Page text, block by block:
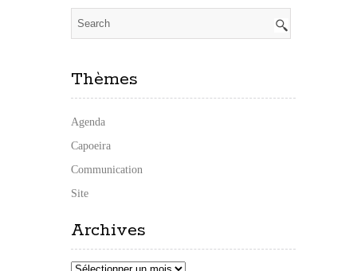
Thèmes
Agenda
Capoeira
Communication
Site
Archives
Archives